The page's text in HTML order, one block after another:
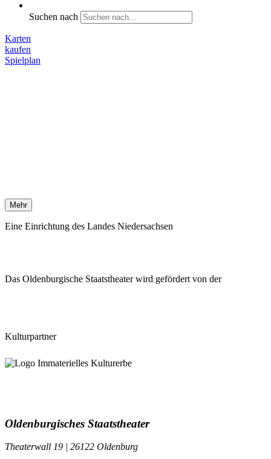
Suchen nach
Karten
kaufen
Spielplan
Mehr
Eine Einrichtung des Landes Niedersachsen
Das Oldenburgische Staatstheater wird gefördert von der
Kulturpartner
Oldenburgisches Staatstheater
Theaterwall 19 | 26122 Oldenburg